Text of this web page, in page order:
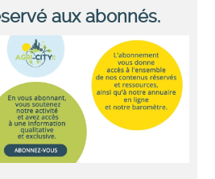
aux abonnés.